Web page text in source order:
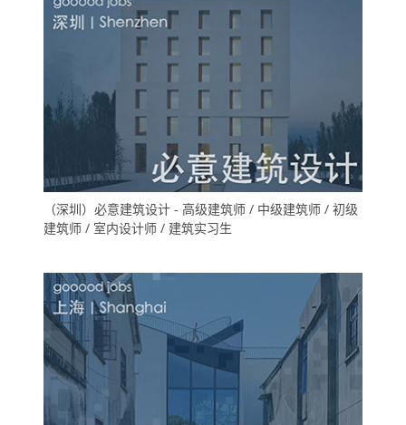
（深圳）必意建筑设计 - 高级建筑师 / 中级建筑师 / 初级
建筑师 / 室内设计师 / 建筑实习生